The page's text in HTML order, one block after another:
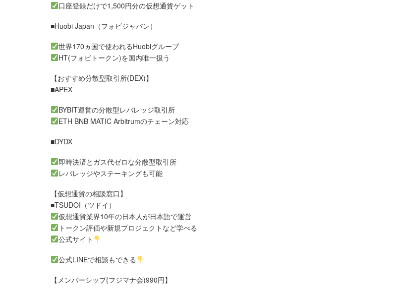
口座登録だけで1,500円分の仮想通貨ゲット
■Huobi Japan（フォビジャパン）
世界170ヵ国で使われるHuobiグループ
HT(フォビトークン)を国内唯一扱う
【おすすめ分散型取引所(DEX)】
■APEX
BYBIT運営の分散型レバレッジ取引所
ETH BNB MATIC Arbitrumのチェーン対応
■DYDX
即時決済とガス代ゼロな分散型取引所
レバレッジやステーキングも可能
【仮想通貨の相談窓口】
■TSUDOI（ツドイ）
仮想通貨業界10年の日本人が日本語で運営
トークン評価や新規プロジェクトなど学べる
公式サイト
公式LINEで相談もできる
【メンバーシップ(フジマナ会)990円】